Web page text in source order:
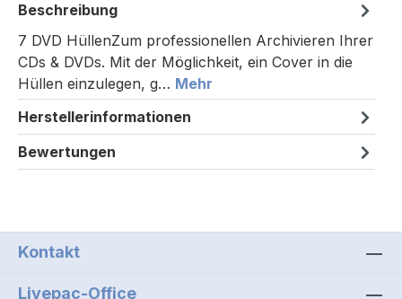
Beschreibung
7 DVD HüllenZum professionellen Archivieren Ihrer
CDs & DVDs. Mit der Möglichkeit, ein Cover in die
Hüllen einzulegen, g… Mehr
Herstellerinformationen
Bewertungen
Kontakt
Livepac-Office